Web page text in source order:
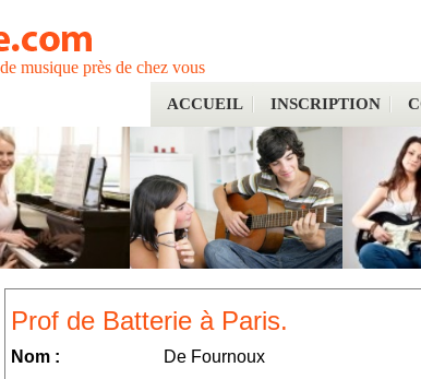
musique près de chez vous
ACCUEIL INSCRIPTION
Prof de Batterie à Paris.
Nom :
De Fournoux